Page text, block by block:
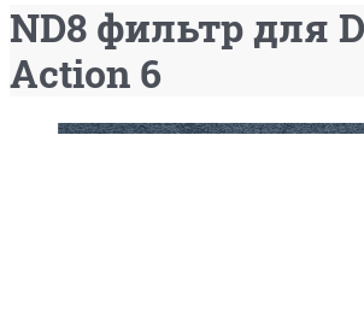
ND8 фильтр для
Action 6